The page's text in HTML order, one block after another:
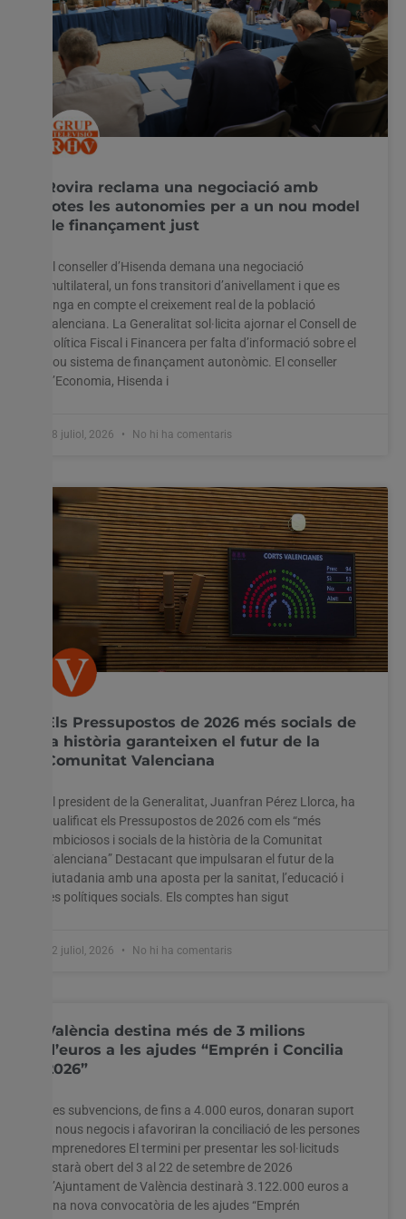
Rovira reclama una negociació amb
totes les autonomies per a un nou model
de finançament just
El conseller d’Hisenda demana una negociació
multilateral, un fons transitori d’anivellament i que es
tinga en compte el creixement real de la població
valenciana. La Generalitat sol·licita ajornar el Consell de
Política Fiscal i Financera per falta d’informació sobre el
nou sistema de finançament autonòmic. El conseller
d’Economia, Hisenda i
28 juliol, 2026 No hi ha comentaris
Els Pressupostos de 2026 més socials de
la història garanteixen el futur de la
Comunitat Valenciana
El president de la Generalitat, Juanfran Pérez Llorca, ha
qualificat els Pressupostos de 2026 com els “més
ambiciosos i socials de la història de la Comunitat
Valenciana” Destacant que impulsaran el futur de la
ciutadania amb una aposta per la sanitat, l’educació i
les polítiques socials. Els comptes han sigut
22 juliol, 2026 No hi ha comentaris
València destina més de 3 milions
d’euros a les ajudes “Emprén i Concilia
2026”
Les subvencions, de fins a 4.000 euros, donaran suport
a nous negocis i afavoriran la conciliació de les persones
emprenedores El termini per presentar les sol·licituds
estarà obert del 3 al 22 de setembre de 2026
L’Ajuntament de València destinarà 3.122.000 euros a
una nova convocatòria de les ajudes “Emprén